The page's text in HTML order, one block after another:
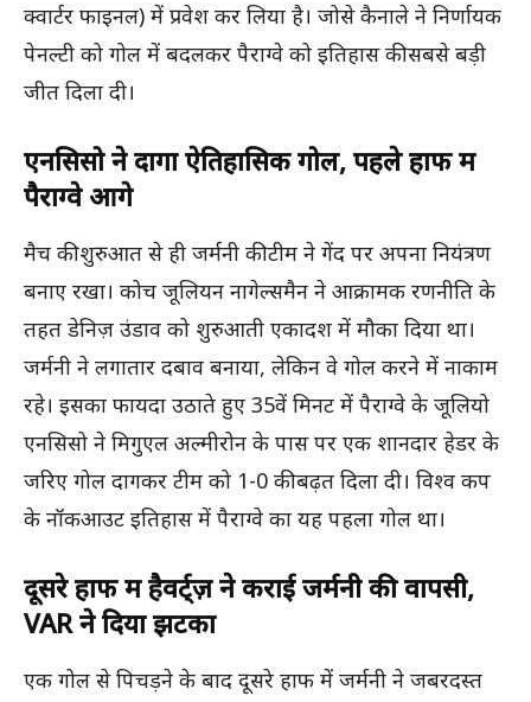
क्वार्टर फाइनल) में प्रवेश कर लिया है। जोसे कैनाले ने निर्णायक
पेनल्टी को गोल में बदलकर पैराग्वे को इतिहास की सबसे बड़ी
जीत दिला दी।
एनसिसो ने दागा ऐतिहासिक गोल, पहले हाफ में
पैराग्वे आगे
मैच की शुरुआत से ही जर्मनी की टीम ने गेंद पर अपना नियंत्रण
बनाए रखा। कोच जूलियन नागेल्समैन ने आक्रामक रणनीति के
तहत डेनिज़ उंडाव को शुरुआती एकादश में मौका दिया था।
जर्मनी ने लगातार दबाव बनाया, लेकिन वे गोल करने में नाकाम
रहे। इसका फायदा उठाते हुए 35वें मिनट में पैराग्वे के जूलियो
एनसिसो ने मिगुएल अल्मीरोन के पास पर एक शानदार हेडर के
जरिए गोल दागकर टीम को 1-0 की बढ़त दिला दी। विश्व कप
के नॉकआउट इतिहास में पैराग्वे का यह पहला गोल था।
दूसरे हाफ में हैवर्ट्ज़ ने कराई जर्मनी की वापसी,
VAR ने दिया झटका
एक गोल से पिचड़ने के बाद दूसरे हाफ में जर्मनी ने जबरदस्त